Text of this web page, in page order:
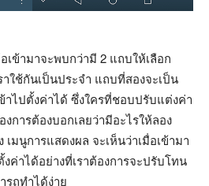
เข้ามาจะพบกว่ามี 2 แถบให้เลือก
ใช้กันเป็นประจำ แถบที่สองจะเป็น
าไปตั้งค่าได้ ซึ่งใครที่ชอบปรับแต่งค่า
การต้องบอกเลยว่ามีอะไรให้ลอง
มนูการแสดงผล จะเห็นว่าเมื่อเข้ามา
งค่าได้อย่างที่เราต้องการจะปรับโทน
ถทำได้ง่าย